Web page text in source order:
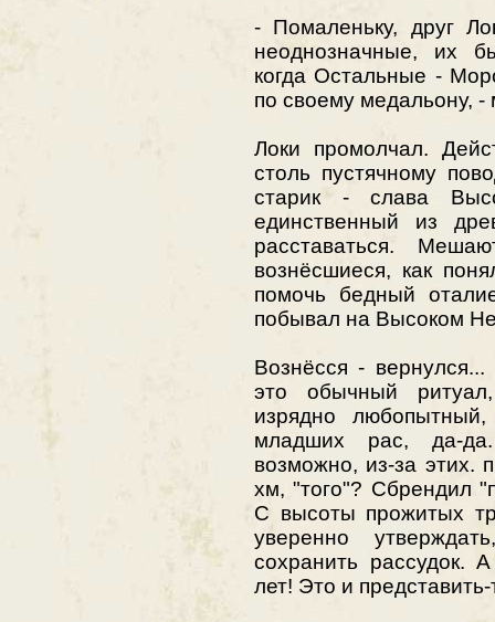
- Помаленьку, друг
неоднозначные, их
когда Остальные -
по своему медальону,
Локи промолчал.
столь пустячному
старик - слава
единственный из
расставаться.
вознёсшиеся, как
помочь бедный
побывал на Высоком
Вознёсся -
это обычный
изрядно
младших рас, да-
возможно, из-за этих.
хм, "того"? Сбрендил
С высоты прожитых
уверенно
сохранить
лет! Это и